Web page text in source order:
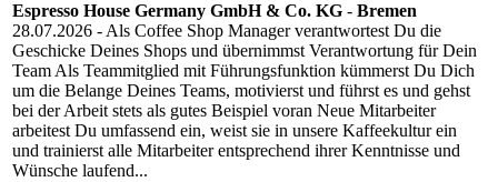
Espresso House Germany GmbH & Co. KG - Bremen
28.07.2026 - Als Coffee Shop Manager verantwortest Du die
Geschicke Deines Shops und übernimmst Verantwortung für Dein
Team Als Teammitglied mit Führungsfunktion kümmerst Du Dich
um die Belange Deines Teams, motivierst und führst es und gehst
bei der Arbeit stets als gutes Beispiel voran Neue Mitarbeiter
arbeitest Du umfassend ein, weist sie in unsere Kaffeekultur ein
und trainierst alle Mitarbeiter entsprechend ihrer Kenntnisse und
Wünsche laufend...